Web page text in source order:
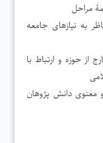
مراحل
به نیازهای جامعه
از حوزه و ارتباط با
معنوی دانش پژوهان